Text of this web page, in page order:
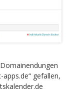
gefallen,